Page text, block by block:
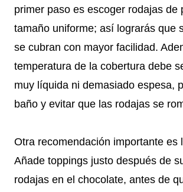
primer paso es escoger rodajas de
tamaño uniforme; así lograrás que
se cubran con mayor facilidad.
temperatura de la cobertura debe
muy líquida ni demasiado espesa,
baño y evitar que las rodajas se
Otra recomendación importante es
Añade toppings justo después de
rodajas en el chocolate, antes de